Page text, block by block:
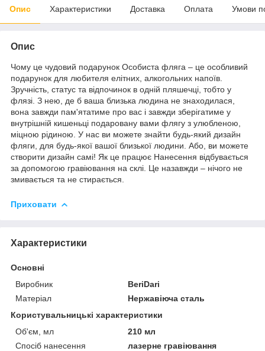
Опис Характеристики Доставка Оплата Умови
Опис
Чому це чудовий подарунок Особиста фляга – це особливий
подарунок для любителя елітних, алкогольних напоїв.
Зручність, статус та відпочинок в одній пляшечці, тобто у
флязі. З нею, де б ваша близька людина не знаходилася,
вона завжди пам'ятатиме про вас і завжди зберігатиме у
внутрішній кишеньці подаровану вами флягу з улюбленою,
міцною рідиною. У нас ви можете знайти будь-який дизайн
фляги, для будь-якої вашої близької людини. Або, ви можете
створити дизайн самі! Як це працює Нанесення відбувається
за допомогою гравіювання на склі. Це назавжди – нічого не
змивається та не стирається.
Приховати
Характеристики
Основні
Виробник
BeriDari
Матеріал
Нержавіюча сталь
Користувальницькі характеристики
Об'єм, мл
210 мл
Спосіб нанесення
лазерне гравіювання